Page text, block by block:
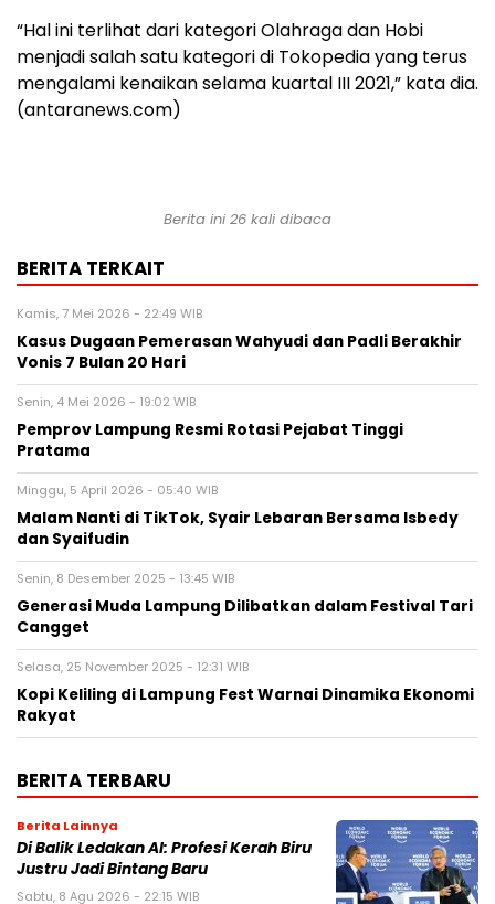
“Hal ini terlihat dari kategori Olahraga dan Hobi
menjadi salah satu kategori di Tokopedia yang terus
mengalami kenaikan selama kuartal III 2021,” kata dia.
(antaranews.com)
Berita ini 26 kali dibaca
BERITA TERKAIT
Kamis, 7 Mei 2026 - 22:49 WIB
Kasus Dugaan Pemerasan Wahyudi dan Padli Berakhir
Vonis 7 Bulan 20 Hari
Senin, 4 Mei 2026 - 19:02 WIB
Pemprov Lampung Resmi Rotasi Pejabat Tinggi
Pratama
Minggu, 5 April 2026 - 05:40 WIB
Malam Nanti di TikTok, Syair Lebaran Bersama Isbedy
dan Syaifudin
Senin, 8 Desember 2025 - 13:45 WIB
Generasi Muda Lampung Dilibatkan dalam Festival Tari
Cangget
Selasa, 25 November 2025 - 12:31 WIB
Kopi Keliling di Lampung Fest Warnai Dinamika Ekonomi
Rakyat
BERITA TERBARU
Berita Lainnya
Di Balik Ledakan AI: Profesi Kerah Biru
Justru Jadi Bintang Baru
Sabtu, 8 Agu 2026 - 22:15 WIB